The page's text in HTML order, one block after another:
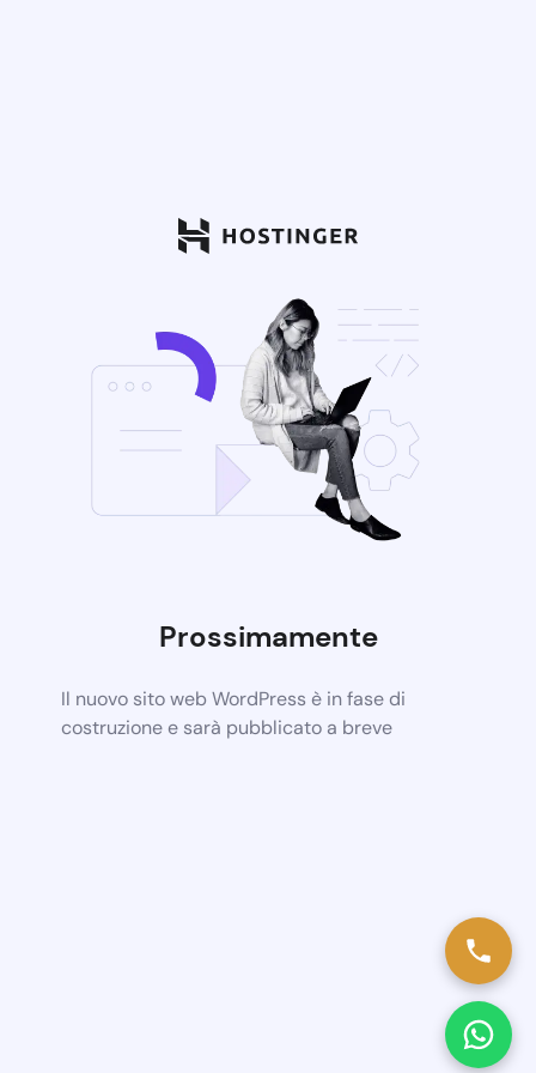
Prossimamente
Il nuovo sito web WordPress è in fase di
costruzione e sarà pubblicato a breve